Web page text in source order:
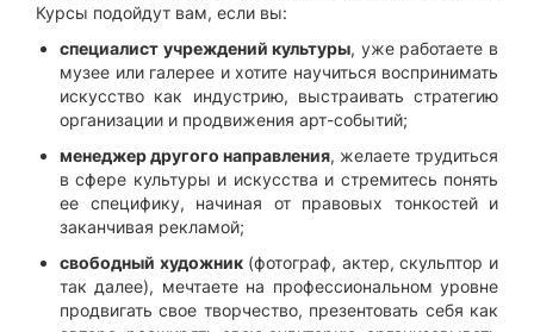
Курсы подойдут вам, если вы:
специалист учреждений культуры, уже работаете в
музее или галерее и хотите научиться воспринимать
искусство как индустрию, выстраивать стратегию
организации и продвижения арт-событий;
менеджер другого направления, желаете трудиться
в сфере культуры и искусства и стремитесь понять
ее специфику, начиная от правовых тонкостей и
заканчивая рекламой;
свободный художник(фотограф, актер, скульптор и
так далее), мечтаете на профессиональном уровне
продвигать свое творчество, презентовать себя как